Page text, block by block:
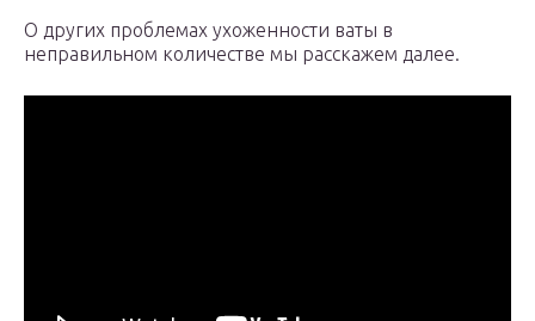
О других проблемах ухоженности ваты в
неправильном количестве мы расскажем далее.